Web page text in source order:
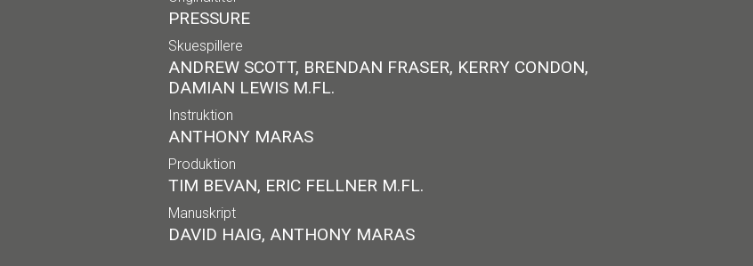
PRESSURE
Skuespillere
ANDREW SCOTT, BRENDAN FRASER, KERRY CONDON,
DAMIAN LEWIS M.FL.
Instruktion
ANTHONY MARAS
Produktion
TIM BEVAN, ERIC FELLNER M.FL.
Manuskript
DAVID HAIG, ANTHONY MARAS